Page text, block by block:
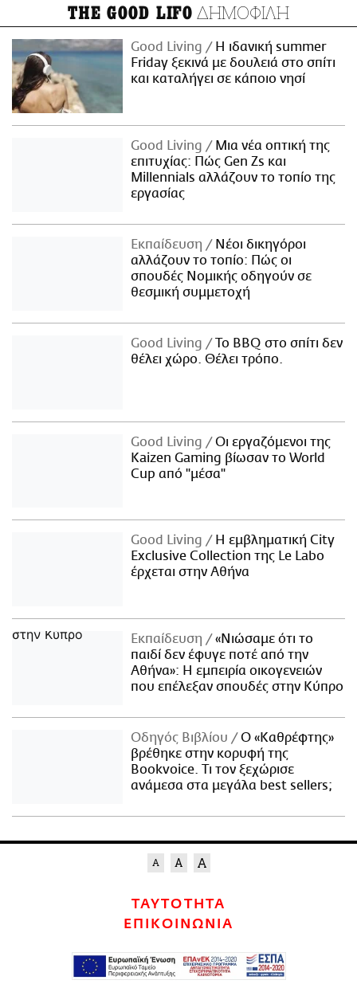
THE GOOD LIFO ΔΗΜΟΦΙΛΗ
Good Living
Η ιδανική summer
Friday ξεκινά με δουλειά στο σπίτι
και καταλήγει σε κάποιο νησί
Good Living
Μια νέα οπτική της
επιτυχίας: Πώς Gen Zs και
Millennials αλλάζουν το τοπίο της
εργασίας
Εκπαίδευση
Νέοι δικηγόροι
αλλάζουν το τοπίο: Πώς οι
σπουδές Νομικής οδηγούν σε
θεσμική συμμετοχή
Good Living
Το BBQ στο σπίτι δεν
θέλει χώρο. Θέλει τρόπο.
Good Living
Οι εργαζόμενοι της
Kaizen Gaming βίωσαν το World
Cup από "μέσα"
Good Living
Η εμβληματική City
Exclusive Collection της Le Labo
έρχεται στην Αθήνα
Εκπαίδευση
«Νιώσαμε ότι το
παιδί δεν έφυγε ποτέ από την
Αθήνα»: Η εμπειρία οικογενειών
που επέλεξαν σπουδές στην Κύπρο
Οδηγός Βιβλίου
Ο «Καθρέφτης»
βρέθηκε στην κορυφή της
Bookvoice. Τι τον ξεχώρισε
ανάμεσα στα μεγάλα best sellers;
ΤΑΥΤΟΤΗΤΑ
ΕΠΙΚΟΙΝΩΝΙΑ